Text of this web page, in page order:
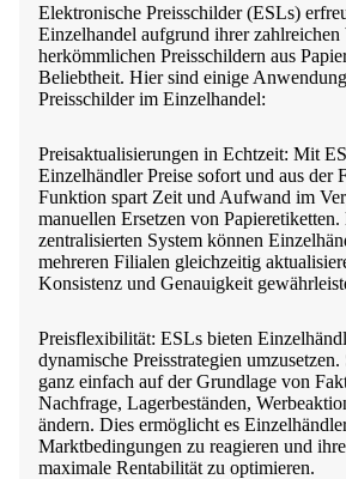
Elektronische Preisschilder (ESLs)
Einzelhandel aufgrund ihrer zahlreichen
herkömmlichen Preisschildern aus
Beliebtheit. Hier sind einige
Preisschilder im Einzelhandel:
Preisaktualisierungen in Echtzeit: Mit
Einzelhändler Preise sofort und aus der
Funktion spart Zeit und Aufwand im
manuellen Ersetzen von
zentralisierten System können
mehreren Filialen gleichzeitig
Konsistenz und Genauigkeit
Preisflexibilität: ESLs bieten
dynamische Preisstrategien
ganz einfach auf der Grundlage von
Nachfrage, Lagerbeständen,
ändern. Dies ermöglicht es
Marktbedingungen zu reagieren und
maximale Rentabilität zu optimieren.